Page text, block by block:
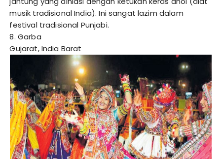
musik tradisional India). Ini sangat lazim dalam
festival tradisional Punjabi.
8. Garba
Gujarat, India Barat